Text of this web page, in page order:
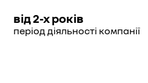
від 2-х років
період діяльності компанії